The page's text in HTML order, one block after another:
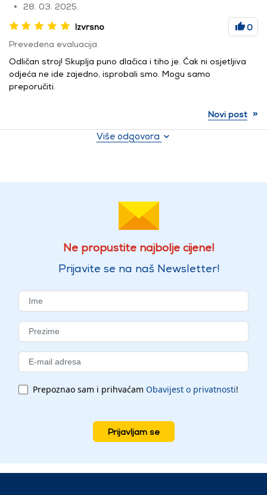
28. 03. 2025.
Izvrsno
0
Prevedena evaluacija
Odličan stroj! Skuplja puno dlačica i tiho je. Čak ni osjetljiva
odjeća ne ide zajedno, isprobali smo. Mogu samo
preporučiti.
Novi post »
Više odgovora
Ne propustite najbolje cijene!
Prijavite se na naš Newsletter!
Prepoznao sam i prihvaćam Obavijest o privatnosti!
Prijavljam se